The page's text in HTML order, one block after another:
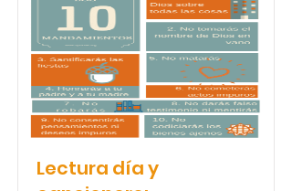
Lectura día y